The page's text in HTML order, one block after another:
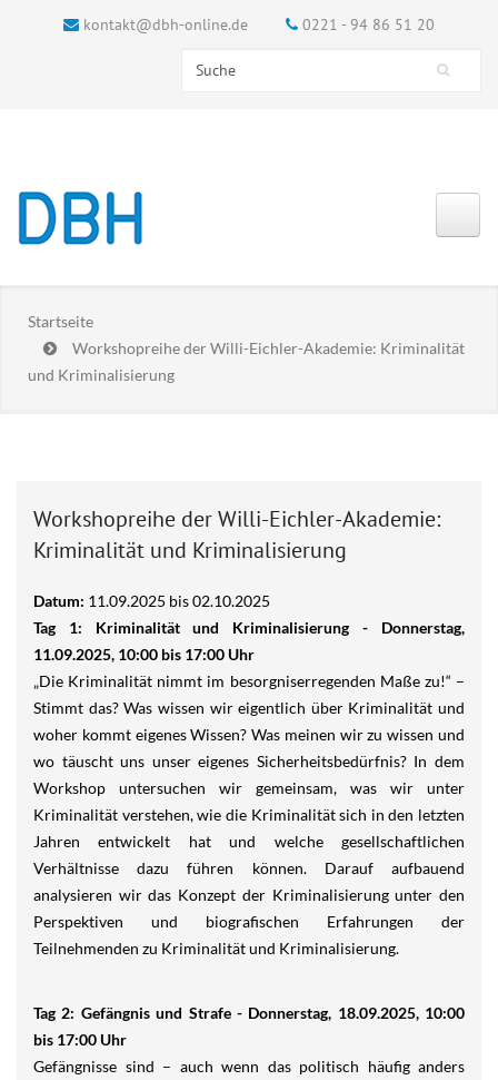
kontakt@dbh-online.de 0221 - 94 86 51 20
Suchformular
Search this site
Startseite
Workshopreihe der Willi-Eichler-Akademie: Kriminalität
und Kriminalisierung
Workshopreihe der Willi-Eichler-Akademie:
Kriminalität und Kriminalisierung
Datum: 11.09.2025 bis02.10.2025
Tag 1: Kriminalität und Kriminalisierung - Donnerstag,
11.09.2025, 10:00 bis 17:00 Uhr
„Die Kriminalität nimmt im besorgniserregenden Maße zu!“ –
Stimmt das? Was wissen wir eigentlich über Kriminalität und
woher kommt eigenes Wissen? Was meinen wir zu wissen und
wo täuscht uns unser eigenes Sicherheitsbedürfnis? In dem
Workshop untersuchen wir gemeinsam, was wir unter
Kriminalität verstehen, wie die Kriminalität sich in den letzten
Jahren entwickelt hat und welche gesellschaftlichen
Verhältnisse dazu führen können. Darauf aufbauend
analysieren wir das Konzept der Kriminalisierung unter den
Perspektiven und biografischen Erfahrungen der
Teilnehmenden zu Kriminalität und Kriminalisierung.
Tag 2: Gefängnis und Strafe - Donnerstag, 18.09.2025, 10:00
bis 17:00 Uhr
Gefängnisse sind – auch wenn das politisch häufig anders